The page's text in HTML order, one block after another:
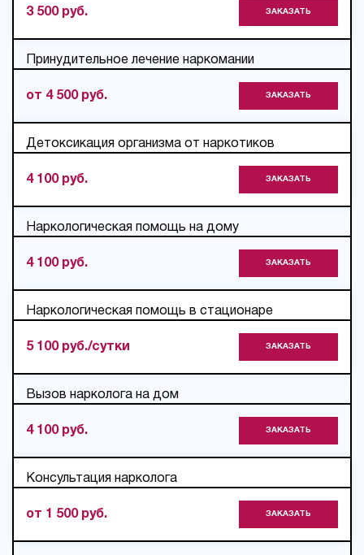
3 500 руб. ЗАКАЗАТЬ
Принудительное лечение наркомании
от 4 500 руб. ЗАКАЗАТЬ
Детоксикация организма от наркотиков
4 100 руб. ЗАКАЗАТЬ
Наркологическая помощь на дому
4 100 руб. ЗАКАЗАТЬ
Наркологическая помощь в стационаре
5 100 руб./сутки ЗАКАЗАТЬ
Вызов нарколога на дом
4 100 руб. ЗАКАЗАТЬ
Консультация нарколога
от 1 500 руб. ЗАКАЗАТЬ